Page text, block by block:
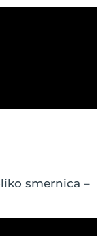
smernica –